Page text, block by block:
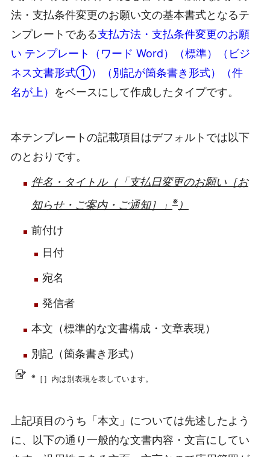
法・支払条件変更のお願い文の基本書式となるテ
ンプレートである支払方法・支払条件変更のお願
い テンプレート（ワード Word）（標準）（ビジ
ネス文書形式①）（別記が箇条書き形式）（件
名が上） をベースにして作成したタイプです。
本テンプレートの記載項目はデフォルトでは以下
のとおりです。
件名・タイトル（「支払日変更のお願い［お
知らせ・ご案内・ご通知］」 ※ ）
前付け
日付
宛名
発信者
本文（標準的な文書構成・文章表現）
別記（箇条書き形式）
※ ［］内は別表現を表しています。
上記項目のうち「本文」については先述したよう
に、以下の通り一般的な文書内容・文言にしてい